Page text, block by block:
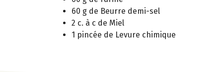
60 g de Beurre demi-sel
2 c. à c de Miel
1 pincée de Levure chimique